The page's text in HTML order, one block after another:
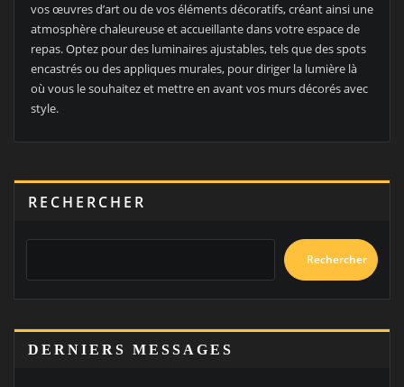
vos œuvres d’art ou de vos éléments décoratifs, créant ainsi une
atmosphère chaleureuse et accueillante dans votre espace de
repas. Optez pour des luminaires ajustables, tels que des spots
encastrés ou des appliques murales, pour diriger la lumière là
où vous le souhaitez et mettre en avant vos murs décorés avec
style.
RECHERCHER
Rechercher
DERNIERS MESSAGES